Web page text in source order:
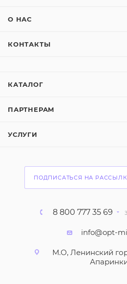
О НАС
КОНТАКТЫ
КАТАЛОГ
ПАРТНЕРАМ
УСЛУГИ
ПОДПИСАТЬСЯ НА
8 800 777 35 69
info@opt-
М.О, Ленинский